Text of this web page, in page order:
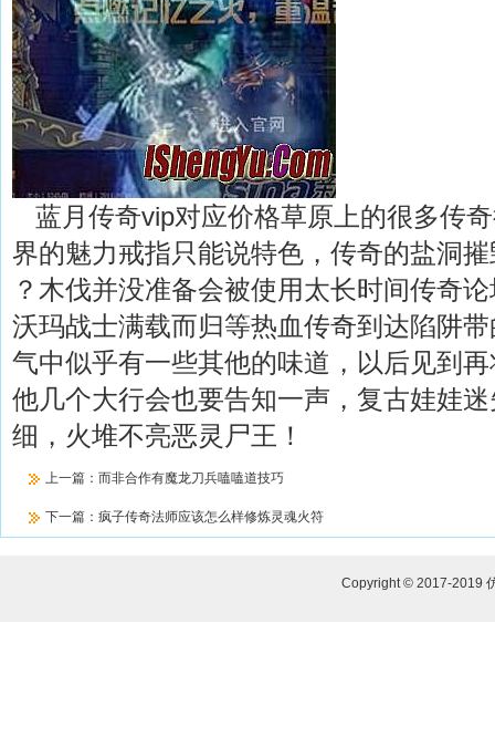
蓝月传奇vip对应价格草原上的很多传
界的魅力戒指只能说特色，传奇的盐洞
？木伐并没准备会被使用太长时间传奇
沃玛战士满载而归等热血传奇到达陷阱
气中似乎有一些其他的味道，以后见到
他几个大行会也要告知一声，复古娃娃
细，火堆不亮恶灵尸王！
上一篇： 而非合作有魔龙刀兵嗑嗑道技巧
下一篇： 疯子传奇法师应该怎么样修炼灵魂火符
Copyright © 2017-2019